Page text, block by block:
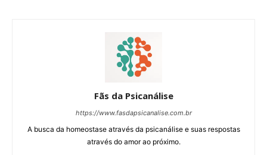
Fãs da Psicanálise
https://www.fasdapsicanalise.com.br
A busca da homeostase através da psicanálise e suas respostas
através do amor ao próximo.